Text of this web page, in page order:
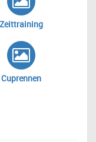
Zeittraining
Cuprennen